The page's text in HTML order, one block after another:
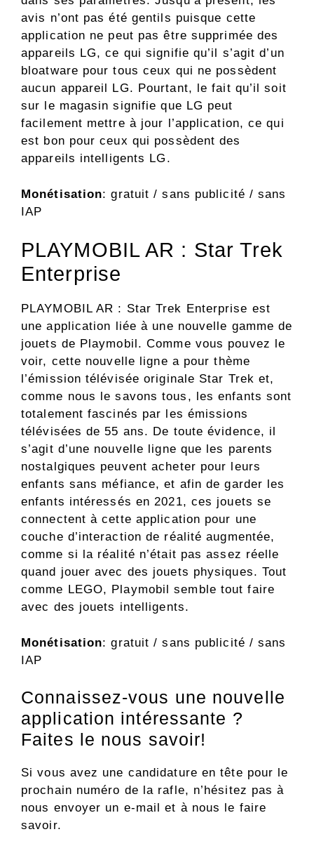
avis n’ont pas été gentils puisque cette
application ne peut pas être supprimée des
appareils LG, ce qui signifie qu’il s’agit d’un
bloatware pour tous ceux qui ne possèdent
aucun appareil LG. Pourtant, le fait qu’il soit
sur le magasin signifie que LG peut
facilement mettre à jour l’application, ce qui
est bon pour ceux qui possèdent des
appareils intelligents LG.
Monétisation: gratuit / sans publicité / sans
IAP
PLAYMOBIL AR : Star Trek
Enterprise
PLAYMOBIL AR : Star Trek Enterprise est
une application liée à une nouvelle gamme de
jouets de Playmobil. Comme vous pouvez le
voir, cette nouvelle ligne a pour thème
l’émission télévisée originale Star Trek et,
comme nous le savons tous, les enfants sont
totalement fascinés par les émissions
télévisées de 55 ans. De toute évidence, il
s’agit d’une nouvelle ligne que les parents
nostalgiques peuvent acheter pour leurs
enfants sans méfiance, et afin de garder les
enfants intéressés en 2021, ces jouets se
connectent à cette application pour une
couche d’interaction de réalité augmentée,
comme si la réalité n’était pas assez réelle
quand jouer avec des jouets physiques. Tout
comme LEGO, Playmobil semble tout faire
avec des jouets intelligents.
Monétisation: gratuit / sans publicité / sans
IAP
Connaissez-vous une nouvelle
application intéressante ?
Faites le nous savoir!
Si vous avez une candidature en tête pour le
prochain numéro de la rafle, n’hésitez pas à
nous envoyer un e-mail et à nous le faire
savoir.